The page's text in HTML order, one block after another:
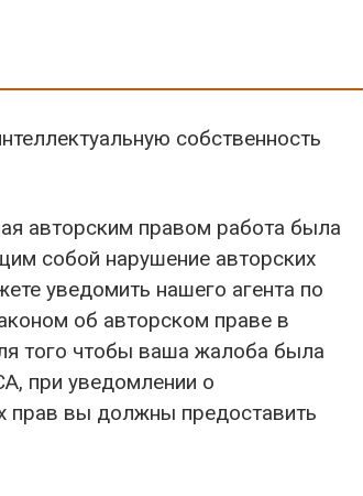
собственность
авторским правом работа была
собой нарушение авторских
уведомить нашего агента по
об авторском праве в
того чтобы ваша жалоба была
при уведомлении о
прав вы должны предоставить